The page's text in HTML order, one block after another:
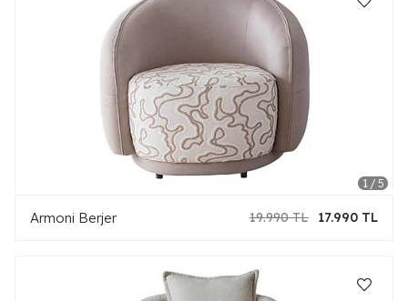
Armoni Berjer 17.990 TL
19.990 TL